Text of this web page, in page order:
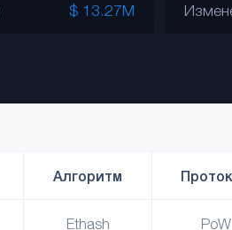
$ 13.27M
Алгоритм
Ethash PoW